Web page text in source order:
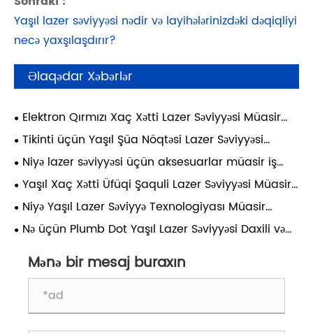
Yaşıl lazer səviyyəsi nədir və layihələrinizdəki dəqiqliyi
necə yaxşılaşdırır?
Əlaqədar Xəbərlər
Elektron Qırmızı Xaç Xətti Lazer Səviyyəsi Müasir
Tikinti Layihələrində Dəqiqliyi və Səmərəliliyi Necə
Təkmilləşdirə bilər
Tikinti üçün Yaşıl Şüa Nöqtəsi Lazer Səviyyəsi
Müasir İş Sahələrində Dəqiqliyi və Səmərəliliyi necə
artıra bilər
Niyə lazer səviyyəsi üçün aksesuarlar müasir iş
üçün vacib olur?
Yaşıl Xaç Xətti Üfüqi Şaquli Lazer Səviyyəsi Müasir
Tikinti və DIY Layihələrində Dəqiqliyi Necə
Təkmilləşdirə bilər
Niyə Yaşıl Lazer Səviyyə Texnologiyası Müasir
İnşaatı Dəyişdirir?
Nə üçün Plumb Dot Yaşıl Lazer Səviyyəsi Daxili və
Seçimdir
Mənə bir mesaj buraxın